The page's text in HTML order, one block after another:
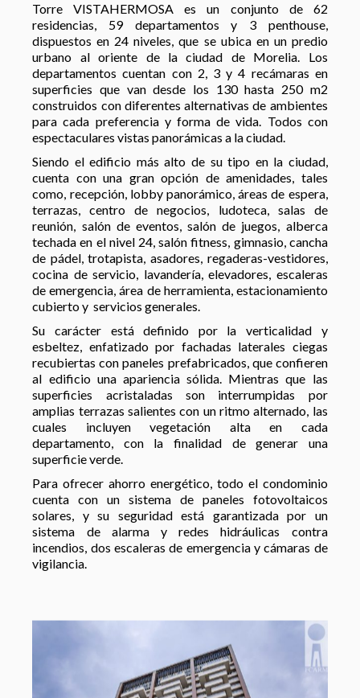
Torre VISTAHERMOSA es un conjunto de 62
residencias, 59 departamentos y 3 penthouse,
dispuestos en 24 niveles, que se ubica en un predio
urbano al oriente de la ciudad de Morelia. Los
departamentos cuentan con 2, 3 y 4 recámaras en
superficies que van desde los 130 hasta 250 m2
construidos con diferentes alternativas de ambientes
para cada preferencia y forma de vida. Todos con
espectaculares vistas panorámicas a la ciudad.
Siendo el edificio más alto de su tipo en la ciudad,
cuenta con una gran opción de amenidades, tales
como, recepción, lobby panorámico, áreas de espera,
terrazas, centro de negocios, ludoteca, salas de
reunión, salón de eventos, salón de juegos, alberca
techada en el nivel 24, salón fitness, gimnasio, cancha
de pádel, trotapista, asadores, regaderas-vestidores,
cocina de servicio, lavandería, elevadores, escaleras
de emergencia, área de herramienta, estacionamiento
cubierto y servicios generales.
Su carácter está definido por la verticalidad y
esbeltez, enfatizado por fachadas laterales ciegas
recubiertas con paneles prefabricados, que confieren
al edificio una apariencia sólida. Mientras que las
superficies acristaladas son interrumpidas por
amplias terrazas salientes con un ritmo alternado, las
cuales incluyen vegetación alta en cada
departamento, con la finalidad de generar una
superficie verde.
Para ofrecer ahorro energético, todo el condominio
cuenta con un sistema de paneles fotovoltaicos
solares, y su seguridad está garantizada por un
sistema de alarma y redes hidráulicas contra
incendios, dos escaleras de emergencia y cámaras de
vigilancia.